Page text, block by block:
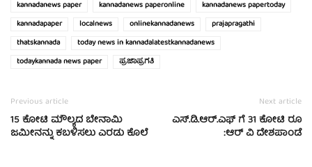
kannadanews paper
kannadanews paperonline
kannadanews papertoday
kannadapaper
localnews onlinekannadanews
prajapragathi
thatskannada
today news in kannadalatestkannadanews
todaykannada news paper
ಪ್ರಜಾಪ್ರಗತಿ
Previous article
15 ಕೋಟಿ ಮೌಲ್ಯದ ಬೇನಾಮಿ
ಜಮೀನನ್ನು ಕಬಳಿಸಲು ಎರಡು ಕೊಲೆ
Next article
ಎಸ್.ಡಿ.ಆರ್.ಎಫ್ ಗೆ 31 ಕೋಟಿ ರೂ
:ಆರ್ ವಿ ದೇಶಪಾಂಡೆ